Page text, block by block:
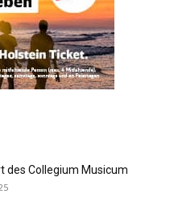
des Collegium Musicum